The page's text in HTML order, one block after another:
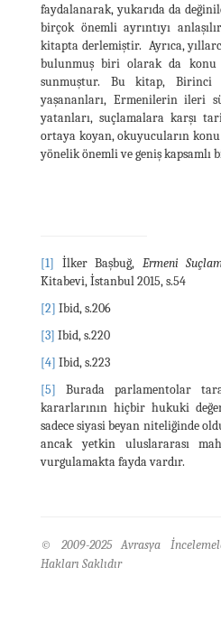
faydalanarak, yukarıda da
birçok önemli ayrıntıyı
kitapta derlemiştir. Ayrıca,
bulunmuş biri olarak da
sunmuştur. Bu kitap, Birinci
yaşananları, Ermenilerin ileri
yatanları, suçlamalara karşı
ortaya koyan, okuyucuların
yönelik önemli ve geniş kapsamlı
[1] İlker Başbuğ, Ermeni
Kitabevi, İstanbul 2015, s.54
[2] Ibid, s.206
[3] Ibid, s.220
[4] Ibid, s.223
[5] Burada parlamentolar
kararlarının hiçbir hukuki
sadece siyasi beyan niteliğinde
ancak yetkin uluslararası
vurgulamakta fayda vardır.
© 2009-2025 Avrasya
Hakları Saklıdır